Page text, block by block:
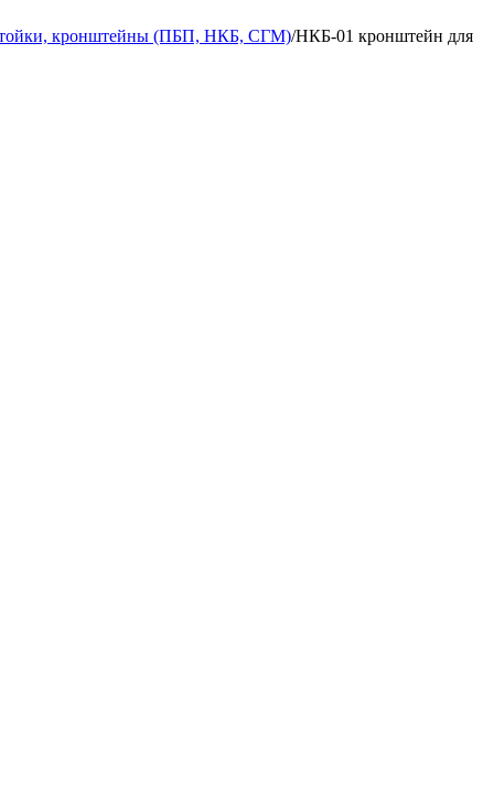
кронштейны (ПБП, НКБ, СГМ)/НКБ-01 кронштейн для